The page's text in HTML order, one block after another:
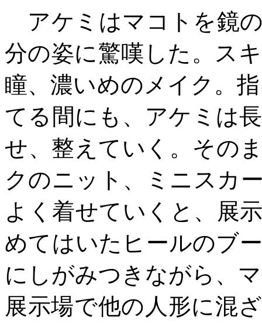
アケミはマコトを鏡
分の姿に驚嘆した。ス
瞳、濃いめのメイク。
てる間にも、アケミは
せ、整えていく。その
クのニット、ミニスカ
よく着せていくと、展
めてはいたヒールのブ
にしがみつきながら、
展示場で他の人形に混